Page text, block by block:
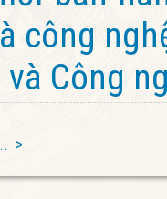
công
và Công
>